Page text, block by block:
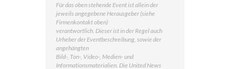
Für das oben stehende Event ist allein der
jeweils angegebene Herausgeber (siehe
Firmenkontakt oben)
verantwortlich. Dieser ist in der Regel auch
Urheber der Eventbeschreibung, sowie der
angehängten
Bild-, Ton-, Video-, Medien- und
Informationsmaterialien. Die United News